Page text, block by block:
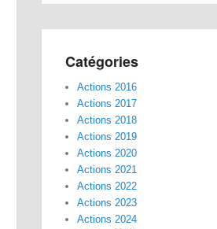
Catégories
Actions 2016
Actions 2017
Actions 2018
Actions 2019
Actions 2020
Actions 2021
Actions 2022
Actions 2023
Actions 2024